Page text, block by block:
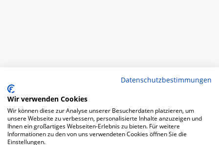
Datenschutzbestimmungen
Wir verwenden Cookies
Wir können diese zur Analyse unserer Besucherdaten platzieren, um
unsere Webseite zu verbessern, personalisierte Inhalte anzuzeigen und
Ihnen ein großartiges Webseiten-Erlebnis zu bieten. Für weitere
Informationen zu den von uns verwendeten Cookies öffnen Sie die
Einstellungen.